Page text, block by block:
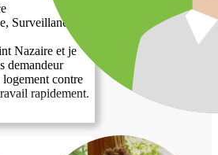
Surveillance de
Nazaire et je
demandeur
contre
rapidement.